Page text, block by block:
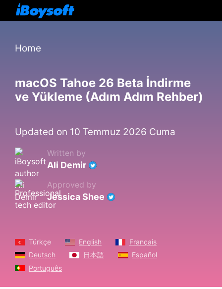
Home
macOS Tahoe 26 Beta İndirme
ve Yükleme (Adım Adım Rehber)
Updated on 10 Temmuz 2026 Cuma
Written by
Ali Demir
Approved by
Jessica Shee
Türkçe English
Français
Deutsch
日本語
Español
Português